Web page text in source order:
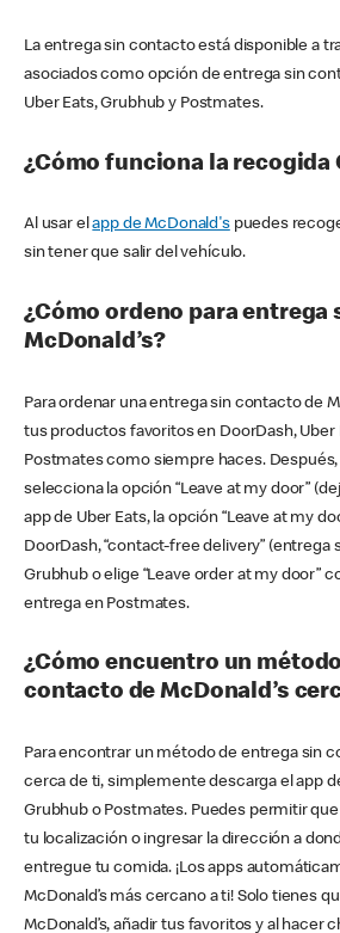
La entrega sin contacto está disponible a
asociados como opción de entrega sin
Uber Eats, Grubhub y Postmates.
¿Cómo funciona la recogida
Al usar elapp de McDonald'spuedes
sin tener que salir del vehículo.
¿Cómo ordeno para entrega
McDonald’s?
Para ordenar una entrega sin contacto de
tus productos favoritos en DoorDash, Uber
Postmates como siempre haces.
selecciona la opción “Leave at my door”
app de Uber Eats, la opción “Leave at my
DoorDash, “contact-free delivery” (entrega
Grubhub o elige “Leave order at my door”
entrega en Postmates.
¿Cómo encuentro un
contacto de McDonald’s
Para encontrar un método de entrega sin
cerca de ti, simplemente descarga el app
Grubhub o Postmates. Puedes permitir
tu localización o ingresar la dirección a
entregue tu comida. ¡Los apps
McDonald’s más cercano a ti! Solo tienes
McDonald’s, añadir tus favoritos y al hacer